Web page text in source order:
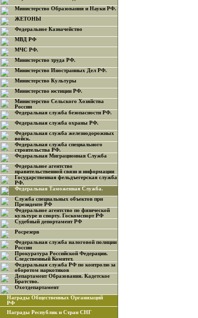
Министерство Образования и Науки РФ.
ЖЕТОНЫ
Федеральное Казначейство
МВД РФ
МЧС РФ.
Министерство труда РФ.
Министерство Иностранных Дел РФ.
Министерство Культуры
Министерство юстиции РФ.
Министерство Сельского Хозяйства
России
Федеральная служба безопасности РФ.
Федеральная служба охраны РФ.
Федеральная служба железнодорожных
войск.
Федеральная служба специального
строительства РФ.
Федеральная Миграционная Служба
Федеральное агентство
правительственной связи и информации
Государственная фельдъегерская служба
РФ.
Федеральная Таможенная Служба.
Служба специальных объектов при
Президенте РФ
Федеральное агентство по физической
культуре и спорту. Госкомспорт РФ
Судебный депортамент РФ
Росрезерв
Федеральная служба налоговой полиции
России
Прокуратура Российской Федерации.
Следственный Комитет.
Федеральная служба РФ по контролю за
оборотом наркотиков
Департамент Образования. Кадетское
Братство.
Охотдепартамент
Награды Общественных Организаций
РФ
Награды Республик и Стран СНГ